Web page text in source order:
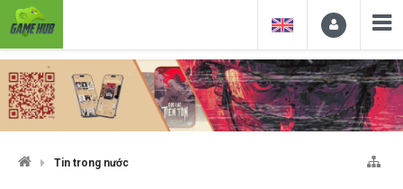
Tin trong nước